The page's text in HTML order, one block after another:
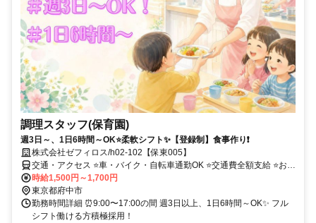
調理スタッフ(保育園)
週3日～、1日6時間～OK⭐柔軟シフト✨【登録制】食事作り❗
株式会社ゼフィロス/h02-102【保東005】
交通・アクセス ⭐車・バイク・自転車通勤OK ⭐交通費全額支給 ⭐お給
料即払いOK♪
時給1,500円～1,700円
東京都府中市
勤務時間詳細 ⏰9:00〜17:00の間 週3日以上、1日6時間～OK✨ フル
シフト働ける方積極採用！